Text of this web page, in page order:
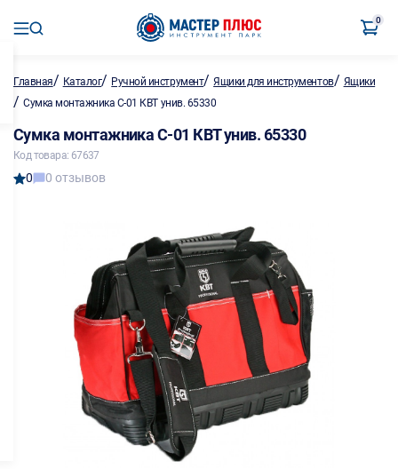
0
Главная/ Каталог/ Ручной инструмент/Ящики для инструментов/ Ящики
/ Сумка монтажника С-01 КВТ унив. 65330
Сумка монтажника С-01 КВТ унив. 65330
Код товара: 67637
0 0 отзывов